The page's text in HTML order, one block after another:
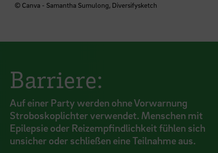
© Canva - Samantha Sumulong, Diversifysketch
Barriere:
Auf einer Party werden ohne Vorwarnung
Stroboskoplichter verwendet. Menschen mit
Epilepsie oder Reizempfindlichkeit fühlen sich
unsicher oder schließen eine Teilnahme aus.